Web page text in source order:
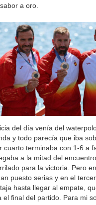
a oro.
del día venía del
y todo parecía que iba
cuarto terminaba con 1-6 a
a la mitad del
para la victoria. Pero
puesto serias y en el
hasta llegar al empate,
el final del partido. Para mi